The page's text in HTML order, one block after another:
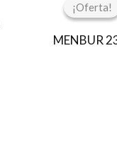
¡Oferta!
¡Oferta!
MENBUR